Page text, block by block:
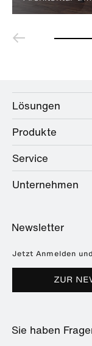
Lösungen
Care
Public
Hotel
Produkte
Sanitär
Beschläge
Händlersuche
Service
Serviceangebot
Seminare
Broschüren &
Downloads
Häufig gestellte
Unternehmen
Referenzen
Presse
Messetermine
Nachhaltigkeit
Newsletter
Jetzt Anmelden
ZUR
Sie haben